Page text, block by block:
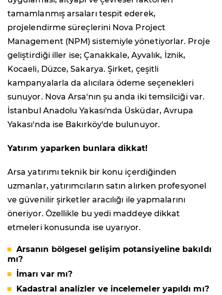
tamamlanmış arsaları tespit ederek,
projelendirme süreçlerini Nova Project
Management (NPM) sistemiyle yönetiyorlar. Proje
geliştirdiği iller ise; Çanakkale, Ayvalık, İznik,
Kocaeli, Düzce, Sakarya. Şirket, çeşitli
kampanyalarla da alıcılara ödeme seçenekleri
sunuyor. Nova Arsa'nın şu anda iki temsilciği var.
İstanbul Anadolu Yakası'nda Üsküdar, Avrupa
Yakası'nda ise Bakırköy'de bulunuyor.
Yatırım yaparken bunlara dikkat!
Arsa yatırımı teknik bir konu içerdiğinden
uzmanlar, yatırımcıların satın alırken profesyonel
ve güvenilir şirketler aracılığı ile yapmalarını
öneriyor. Özellikle bu yedi maddeye dikkat
etmeleri konusunda ise uyarıyor.
Arsanın bölgesel gelişim potansiyeline bakıldı
mı?
İmarı var mı?
Kadastral analizler ve incelemeler yapıldı mı?